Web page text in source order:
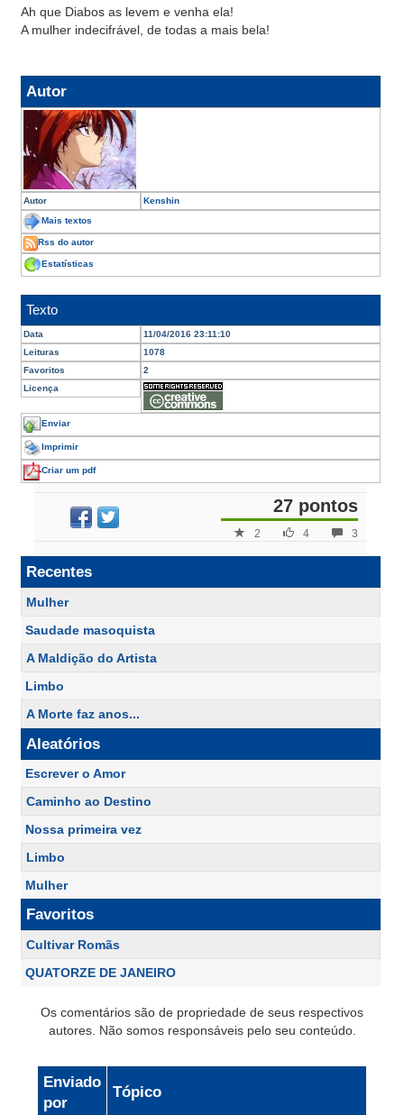
Ah que Diabos as levem e venha ela!
A mulher indecifrável, de todas a mais bela!
Autor
Autor Kenshin
Mais textos
Rss do autor
Estatísticas
Texto
Data
11/04/2016 23:11:10
Leituras
1078
Favoritos
2
Licença
Enviar
Imprimir
Criar um pdf
27 pontos
3
4
2
Recentes
Mulher
Saudade masoquista
A Maldição do Artista
Limbo
A Morte faz anos...
Aleatórios
Escrever o Amor
Caminho ao Destino
Nossa primeira vez
Limbo
Mulher
Favoritos
Cultivar Romãs
QUATORZE DE JANEIRO
Os comentários são de propriedade de seus respectivos
autores. Não somos responsáveis pelo seu conteúdo.
Enviado
por
Tópico